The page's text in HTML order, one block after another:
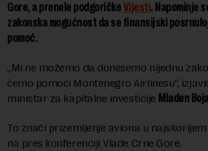
Gore, a prenele podgoričke Vijesti. Napominje
zakonska mogućnost da se finansijski
pomoć.
„Mi ne možemo da donesemo nijednu
ćemo pomoći Montenegro Airlinesu“,
ministar za kapitalne investicije Mladen
To znači prizemljenje aviona u
na pres konferenciji Vlade Crne Gore.